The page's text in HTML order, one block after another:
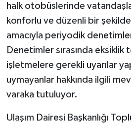
halk otobüslerinde
konforlu ve düzenli bir
amacıyla periyodik
Denetimler sırasında
işletmelere gerekli uyarılar
uymayanlar hakkında ilgili
varaka tutuluyor.
Ulaşım Dairesi Başkanlığı